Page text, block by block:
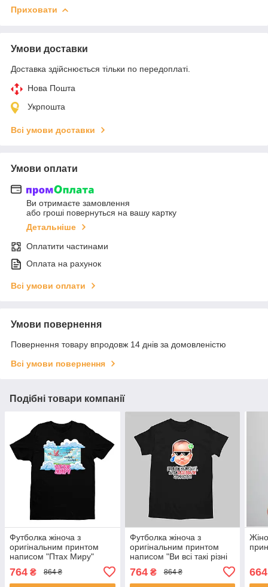
Приховати
Умови доставки
Доставка здійснюється тільки по передоплаті.
Нова Пошта
Укрпошта
Всі умови доставки
Умови оплати
Ви отримаєте замовлення
або гроші повернуться на вашу картку
Детальніше
Оплатити частинами
Оплата на рахунок
Всі умови оплати
Умови повернення
Повернення товару впродовж 14 днів за домовленістю
Всі умови повернення
Подібні товари компанії
Футболка жіноча з
оригінальним принтом
написом "Птах Миру"
764 ₴ 864 ₴
Футболка жіноча з
оригінальним принтом
написом "Ви всі такі різні
але задовбали однаково"
Чорний Push IT
764₴ 864 ₴ 664